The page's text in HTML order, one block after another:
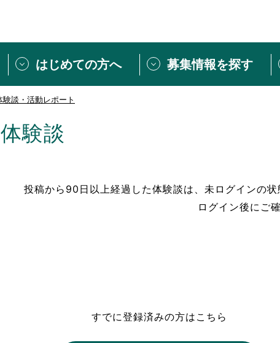
はじめての方へ
新規登録
東京ボランティアレガシーネットワークとは
VLNポイントとは
募集情報を探す
募集情報
[個人] 体験談
ボランティアの広場
新着記事一覧
験談・活動レポート
体験談
投稿から90日以上経過した体験談は、未ログインの
ログイン後にご
すでに登録済みの方はこちら